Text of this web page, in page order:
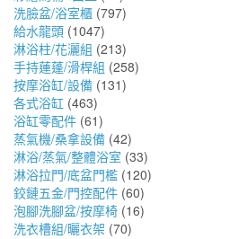
洗臉盆/浴室櫃 (797)
給水龍頭 (1047)
淋浴柱/花灑組 (213)
手持蓮蓬/滑桿組 (258)
按摩浴缸/設備 (131)
各式浴缸 (463)
浴缸零配件 (61)
蒸氣機/桑拿設備 (42)
淋浴/蒸氣/整體浴室 (33)
淋浴拉門/底盆門檻 (120)
鉸鏈五金/門控配件 (60)
泡腳洗腳盆/按摩椅 (16)
洗衣槽組/曬衣架 (70)